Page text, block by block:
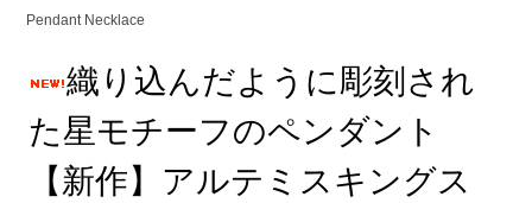
Pendant Necklace
織り込んだように彫刻され
た星モチーフのペンダント
【新作】アルテミスキングス